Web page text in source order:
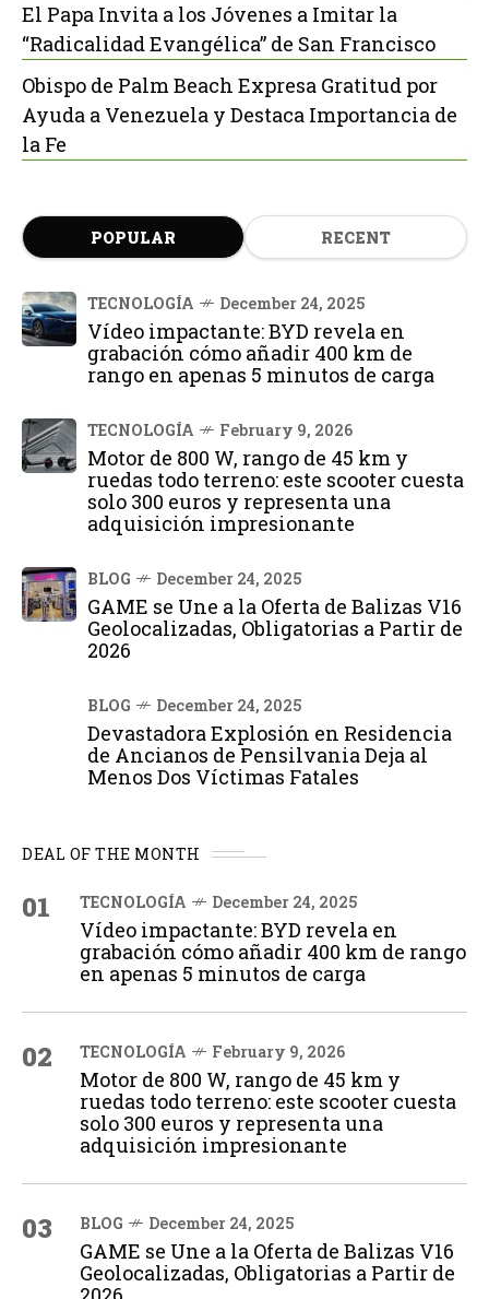
El Papa Invita a los Jóvenes a Imitar la
“Radicalidad Evangélica” de San Francisco
Obispo de Palm Beach Expresa Gratitud por
Ayuda a Venezuela y Destaca Importancia de
la Fe
POPULAR RECENT
TECNOLOGÍA December 24, 2025
Vídeo impactante: BYD revela en
grabación cómo añadir 400 km de
rango en apenas 5 minutos de carga
TECNOLOGÍA February 9, 2026
Motor de 800 W, rango de 45 km y
ruedas todo terreno: este scooter cuesta
solo 300 euros y representa una
adquisición impresionante
BLOG December 24, 2025
GAME se Une a la Oferta de Balizas V16
Geolocalizadas, Obligatorias a Partir de
2026
BLOG December 24, 2025
Devastadora Explosión en Residencia
de Ancianos de Pensilvania Deja al
Menos Dos Víctimas Fatales
DEAL OF THE MONTH
01 TECNOLOGÍA December 24, 2025
Vídeo impactante: BYD revela en
grabación cómo añadir 400 km de rango
en apenas 5 minutos de carga
02 TECNOLOGÍA February 9, 2026
Motor de 800 W, rango de 45 km y
ruedas todo terreno: este scooter cuesta
solo 300 euros y representa una
adquisición impresionante
03 BLOG December 24, 2025
GAME se Une a la Oferta de Balizas V16
Geolocalizadas, Obligatorias a Partir de